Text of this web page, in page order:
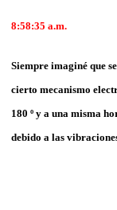
8:58:35 a.m.
Siempre imaginé que
cierto mecanismo
180 º y a una misma
debido a las